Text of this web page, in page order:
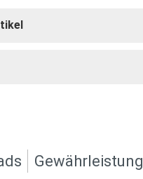
Gewährleistung